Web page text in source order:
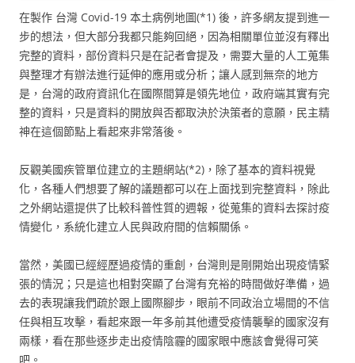
在製作 台灣 Covid-19 本土病例地圖(*1) 後，許多網友提到進一
步的想法，但大部分我都只能夠回絕，因為相關單位並沒有釋出
完整的資料，部份資料只是在記者會提及，需要大量的人工蒐集
與整理才有辦法進行延伸的應用或分析；讓人感到無奈的地方
是，台灣的政府資訊化在國際間算是領先地位，政府端其實有完
整的資料，只是資料的開放與否都取決於決策者的意願，民主精
神在這個節點上看起來非常落後。
反觀美國疾管單位建立的主題網站(*2)，除了基本的資料視覺
化，各種人們想要了解的議題都可以在上面找到完整資料，除此
之外網站還提供了比較科普性質的週報，從蒐集的資料去探討疫
情變化，系統化建立人民與政府間的信賴關係。
當然，美國已經經歷過疫情的重創，台灣則是剛開始出現疫情緊
張的情況；只是這也相對突顯了台灣有充裕的時間做好準備，過
去的表現讓我們疏於跟上國際腳步，眼前不同政治立場間的不信
任與相互攻擊，看起來跟一年多前其他遭受疫情襲擊的國家沒有
兩樣，看在那些逐步走出疫情陰霾的國家眼中應該會覺得可笑
吧。